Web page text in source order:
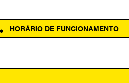
HORÁRIO DE FUNCIONAMENTO